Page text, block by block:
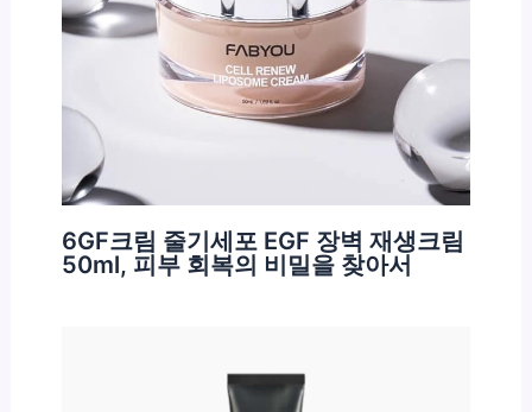
6GF크림 줄기세포 EGF 장벽 재생크림
50ml, 피부 회복의 비밀을 찾아서